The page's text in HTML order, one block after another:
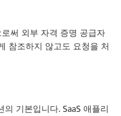
써 외부 자격 증명 공급자
참조하지 않고도 요청을 처
기본입니다. SaaS 애플리